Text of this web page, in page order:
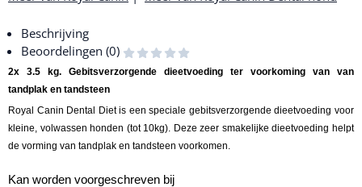
Beschrijving
Beoordelingen (0)
2x 3.5 kg. Gebitsverzorgende dieetvoeding ter voorkoming van van
tandplak en tandsteen
Royal Canin Dental Diet is een speciale gebitsverzorgende dieetvoeding voor
kleine, volwassen honden (tot 10kg). Deze zeer smakelijke dieetvoeding helpt
de vorming van tandplak en tandsteen voorkomen.
Kan worden voorgeschreven bij